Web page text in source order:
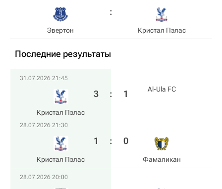
Эвертон Кристал Пэлас
Последние результаты
31.07.2026 21:45
Кристал Пэлас
3 : 1 Al-Ula FC
28.07.2026 21:30
Кристал Пэлас
1 : 0
Фамаликан
28.07.2026 20:00